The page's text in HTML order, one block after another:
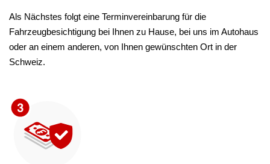
Als Nächstes folgt eine Terminvereinbarung für die
Fahrzeugbesichtigung bei Ihnen zu Hause, bei uns im Autohaus
oder an einem anderen, von Ihnen gewünschten Ort in der
Schweiz.